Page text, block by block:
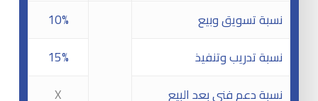
10%
نسبة تسويق وبيع
15%
نسبة تدريب وتنفيذ
X
نسبة دعم فني بعد البيع